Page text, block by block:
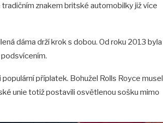
znakem britské automobilky již více
dáma drží krok s dobou. Od roku 2013 byla
příplatek. Bohužel Rolls Royce musel
unie totiž postavili osvětlenou sošku mimo